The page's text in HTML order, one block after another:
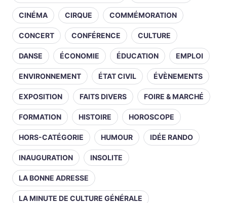
CINÉMA CIRQUE COMMÉMORATION
CONCERT CONFÉRENCE CULTURE
DANSE ÉCONOMIE ÉDUCATION EMPLOI
ENVIRONNEMENT ÉTAT CIVIL ÉVÈNEMENTS
EXPOSITION FAITS DIVERS FOIRE & MARCHÉ
FORMATION HISTOIRE HOROSCOPE
HORS-CATÉGORIE HUMOUR IDÉE RANDO
INAUGURATION INSOLITE
LA BONNE ADRESSE
LA MINUTE DE CULTURE GÉNÉRALE